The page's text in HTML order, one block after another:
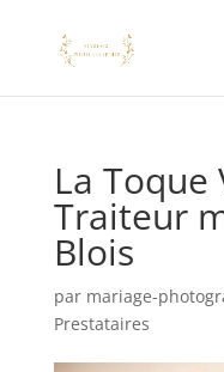
La Toque
Traiteur
Blois
par mariage-
Prestataires